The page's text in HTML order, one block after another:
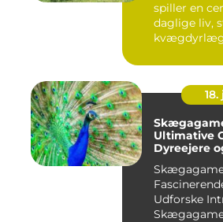
spiller en
daglige liv,
Ultimative
Dyreejere
Udforske Introduktion til